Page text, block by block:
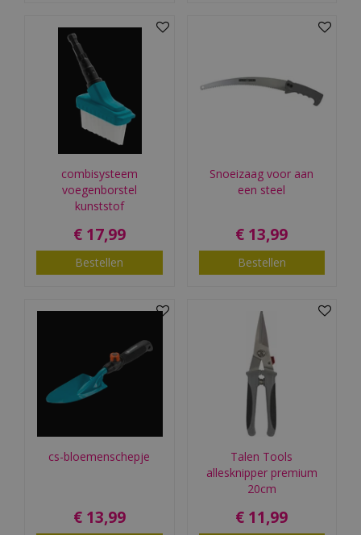
combisysteem
voegenborstel
kunststof
€ 17,99
Bestellen
Snoeizaag voor aan
een steel
€ 13,99
Bestellen
cs-bloemenschepje
€ 13,99
Talen Tools
allesknipper premium
20cm
€ 11,99